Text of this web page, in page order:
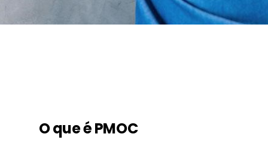
O que é PMOC